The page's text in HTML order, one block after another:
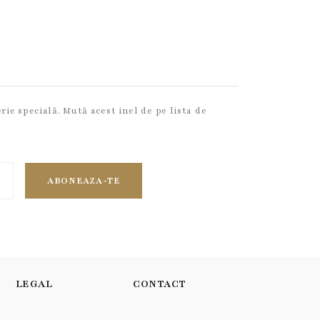
specială. Mută acest inel de pe lista de
ABONEAZA-TE
LEGAL CONTACT